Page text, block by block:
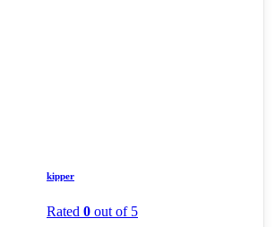
kipper
Rated 0 out of 5